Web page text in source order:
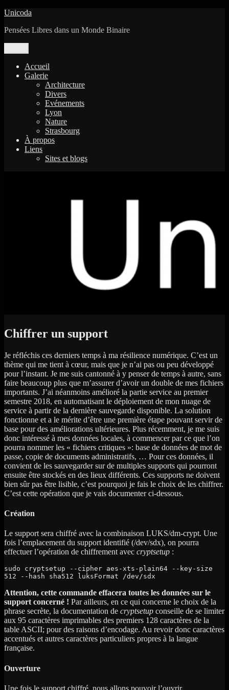
Aller
contenu
Unicoda
Pensées Libres dans un Monde Binaire
Accueil
Galerie
Architecture
Divers
Evénements
Lyon
Nature
Strasbourg
À propos
Liens
Sites et blogs
Chiffrer un support
Je réfléchis ces derniers temps à ma résilience numérique. C’est un
thème qui me tient à cœur, mais que je n’ai pas ou peu développé
pour l’instant. Je me suis cantonné à y penser de temps à autre, sans
faire beaucoup plus que m’assurer d’avoir un double de mes fichiers
importants. J’ai néanmoins amélioré la partie service au premier
semestre 2018, en automatisant le déploiement de mon nuage de
service à partir de la dernière sauvegarde disponible. La solution
fonctionne et a le mérite d’être une première étape pouvant servir de
base pour des améliorations ultérieures. Plus récemment, je me suis
donc intéressé à mes données locales, à commencer par ce que l’on
pourra nommer les « fichiers critiques »: base de données de mot de
passe, copie de documents administratifs, … Pour ces données, il
convient de les sauvegarder sur de multiples supports qui pourront
ensuite être stockés en des lieux différents. Ces supports ne doivent
bien sûr pas être lisible, c’est pourquoi je fais le choix de les chiffrer.
C’est cette opération que je vais documenter ci-dessous.
Création
Le support sera chiffré avec la combinaison LUKS/dm-crypt. Une
fois l’emplacement du support identifié (/dev/sdx), on pourra
effectuer l’opération de chiffrement avec cryptsetup :
512 --hash sha512 luksFormat /dev/sdx
Attention, cette commande effacera toutes les données sur le
support concerné ! Par ailleurs, en ce qui concerne le choix de la
phrase secrète, la documentation de cryptsetup conseille de se limiter
aux 95 caractères imprimables des premiers 128 caractères de la
table ASCII; pour des raisons d’encodage. Au revoir donc caractères
accentués et autres caractères particuliers propres à la langue
française.
Ouverture
Une fois le support chiffré, nous allons pouvoir l’ouvrir.